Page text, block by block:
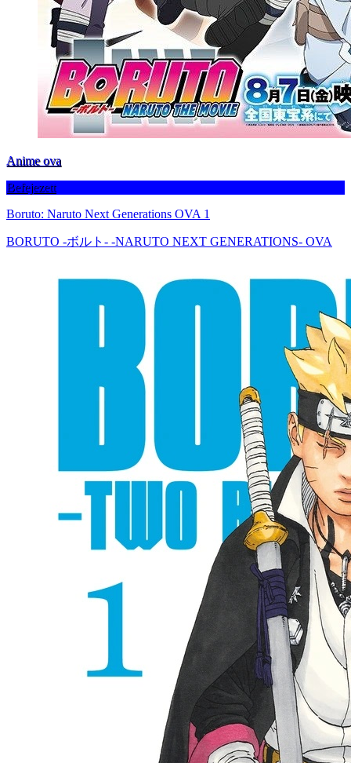
Anime ova
Befejezett
Boruto: Naruto Next Generations OVA 1
BORUTO -ボルト- -NARUTO NEXT GENERATIONS- OVA